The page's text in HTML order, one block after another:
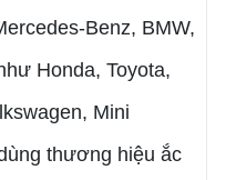
Benz, BMW,
Honda, Toyota,
Mini
thương hiệu ắc